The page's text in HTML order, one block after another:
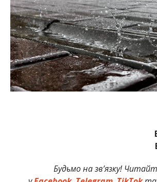
Будьмо на зв’язку!